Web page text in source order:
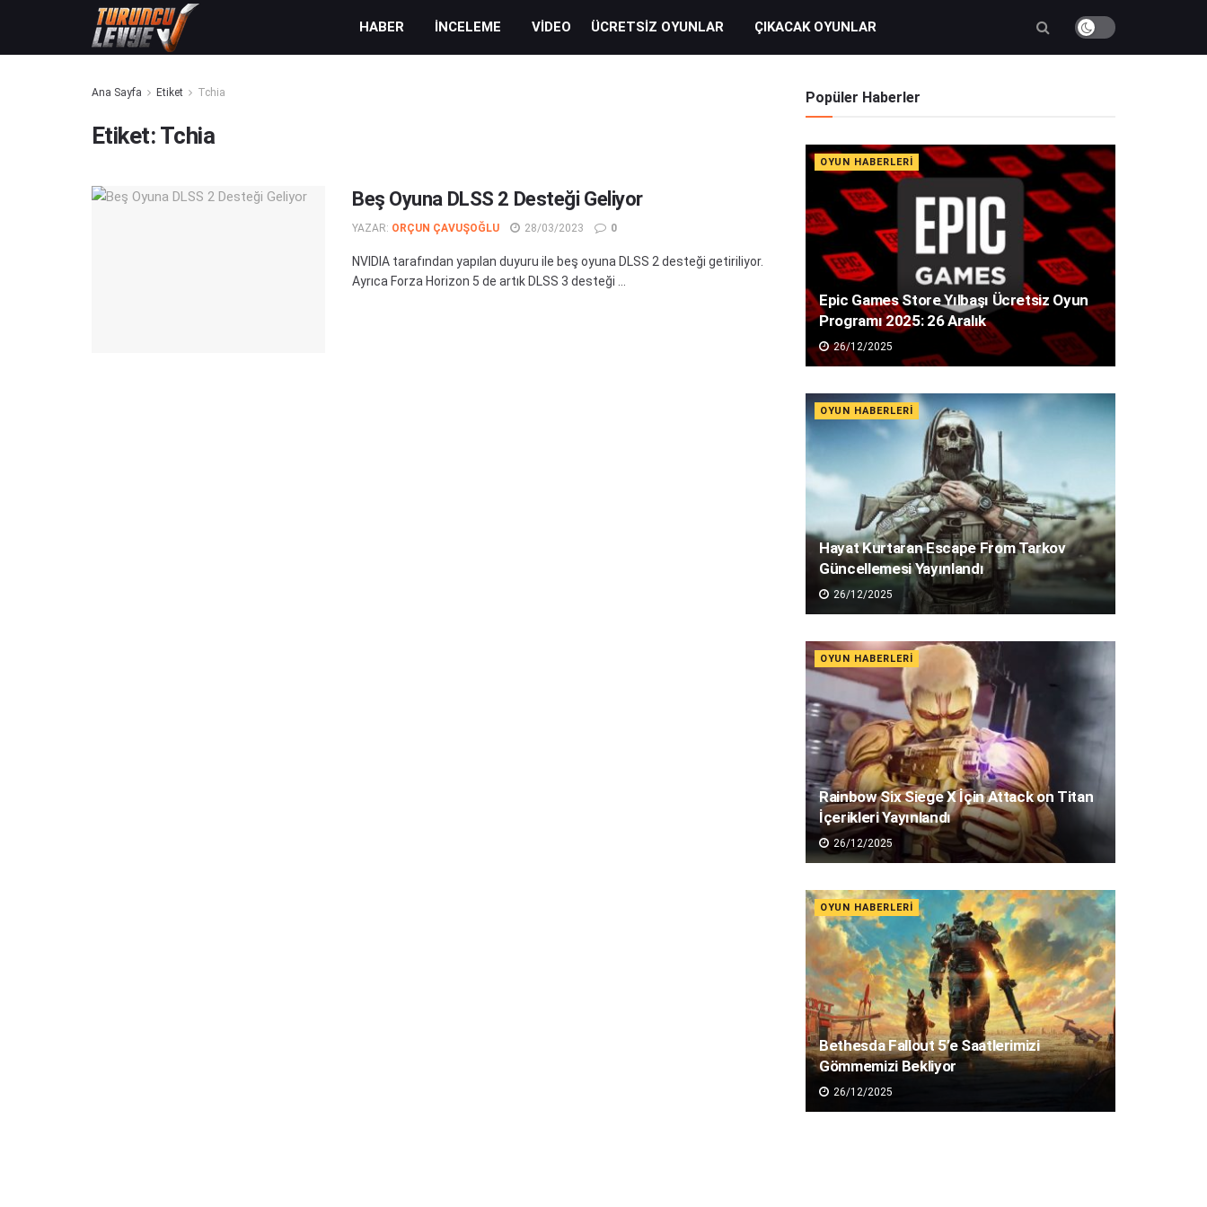
HABER İNCELEME VIDEO ÜCRETSIZ OYUNLAR ÇIKACAK OYUNLAR
Ana Sayfa Etiket Tchia
Etiket: Tchia
Beş Oyuna DLSS 2 Desteği Geliyor
YAZAR: ORÇUN ÇAVUŞOĞLU 28/03/2023 0
NVIDIA tarafından yapılan duyuru ile beş oyuna DLSS 2 desteği getiriliyor.
Ayrıca Forza Horizon 5 de artık DLSS 3 desteği ...
Popüler Haberler
OYUN HABERLERI
Epic Games Store Yılbaşı Ücretsiz Oyun
Programı 2025: 26 Aralık
26/12/2025
OYUN HABERLERI
Hayat Kurtaran Escape From Tarkov
Güncellemesi Yayınlandı
26/12/2025
OYUN HABERLERI
Rainbow Six Siege X İçin Attack on Titan
İçerikleri Yayınlandı
26/12/2025
OYUN HABERLERI
Bethesda Fallout 5’e Saatlerimizi
Gömmemizi Bekliyor
26/12/2025